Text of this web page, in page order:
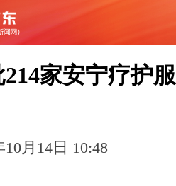
家安宁疗护
月14日 10:48